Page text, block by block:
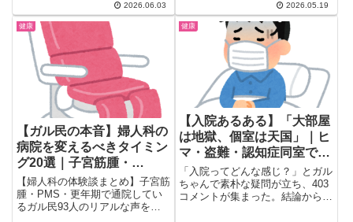
法を20選でまとめました。40
代・アラフォーからでも遅くな
い、リバウンドしない方法が満載
です。
2026.06.03
体験談。子どもへの遺伝・専業主
婦の選択・幸せに生きるコツまで
まとめて掲載。当事者・グレーゾ
ーン・子育て中の方必見。
2026.05.19
健康
【ガル民の本音】婦人科の
病院を変えるべきタイミン
グ20選｜子宮筋腫・
PMS・更年期のリアルな通
院体験談
【婦人科の体験談まとめ】子宮筋
腫・PMS・更年期で通院してい
るガル民93人のリアルな声を厳
健康
【入院あるある】「大部屋
は地獄、個室は天国」｜ヒ
マ・盗難・認知症同室で死
ぬ
「入院ってどんな感じ？」とガル
ちゃんで素朴な疑問が立ち、403
コメントが集まった。結論からい